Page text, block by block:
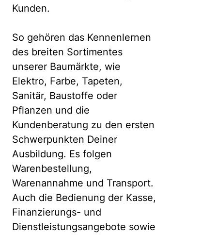
Kunden.
So gehören das Kennenlernen
des breiten Sortimentes
unserer Baumärkte, wie
Elektro, Farbe, Tapeten,
Sanitär, Baustoffe oder
Pflanzen und die
Kundenberatung zu den ersten
Schwerpunkten Deiner
Ausbildung. Es folgen
Warenbestellung,
Warenannahme und Transport.
Auch die Bedienung der Kasse,
Finanzierungs- und
Dienstleistungsangebote sowie